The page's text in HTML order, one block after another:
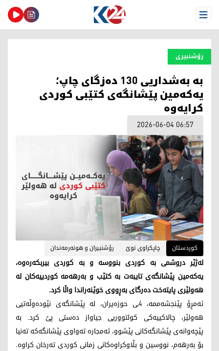
Open Menu
رۆشنبیری
بە بەشداریی 130 دەزگای چاپ؛
یەکەمین پێشانگەی کتێبی کوردی
کرایەوە
2026-06-04 06:57
کوردستان چاپکراوی نوێ رۆشنبیران و هونەرمەندان
لەژێر دروشمی بە کوردی بنووسە و بە کوردی بیربکەرەوە،
یەکەمین پێشانگەی تایبەت بە کتێب و بەرهەمە کوردییەکان لە
هەولێری پایتەخت دەرگای بەڕووی خوێنەراندا واڵا کرد.
ئەمڕۆ پێنجشەممە، 4ـی حوزەیران، لە پێشانگەی نێودەوڵەتیی
هەولێر، چالاکییەکی کولتووریی جیاواز دەستی پێ کرد. بە
پێچەوانەی پێشانگەکانی پێشوو، ئەمجارە تەواوی پێشانگەکە تەنیا
بۆ بەرهەم، نووسین و بڵاوکراوەکانی زمانی کوردی تەرخان کراوە.